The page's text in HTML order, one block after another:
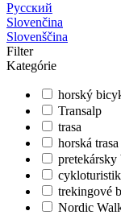
Русский
Slovenčina
Slovenščina
Filter
Kategórie
horský
Transalp
trasa
horská trasa
pretekársky
trekingové
Nordic